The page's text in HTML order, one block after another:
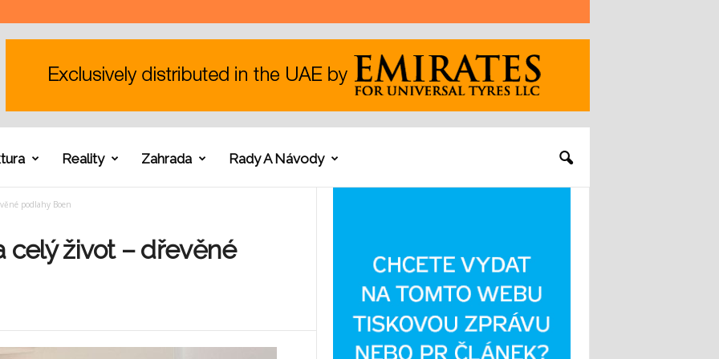
Reality Zahrada Rady A Návody
podlahy Boen
celý život – dřevěné